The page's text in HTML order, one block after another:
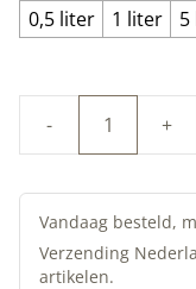
0,5 liter
1 liter
Vandaag besteld,
Verzending
artikelen.